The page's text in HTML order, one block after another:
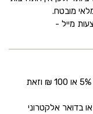
מובטח.
מייל -
מדיניות ביטול היא מיום קבלת המוצר ודמי ביטול 5% או 100 ₪ וזאת
בדואר אלקטרוני